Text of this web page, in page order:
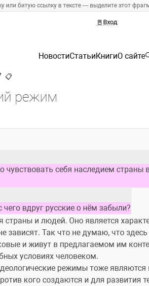
или битую ссылку в тексте — выделите этот
🚪 Вход
НовостиСтатьиКнигиО сайте
📋
режим
себя наследием страны
вдруг русские о нём забыли?
страны и людей. Оно является
зависят. Так что не думаю, что
и живут в предлагаемом им
условиях человеком.
режимы тоже
кого создаются и для развития